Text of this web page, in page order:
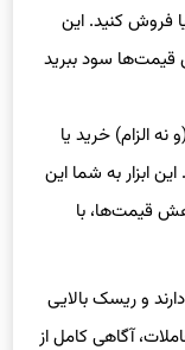
فروش کنید. این
سود ببرید
الزام) خرید یا
ابزار به شما این
قیمت‌ها، با
و ریسک بالایی
آگاهی کامل از